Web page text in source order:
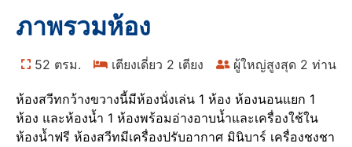
ภาพรวมห้อง
52 ตรม. เตียงเดี่ยว 2 เตียง ผู้ใหญ่สูงสุด 2 ท่าน
ห้องสวีทกว้างขวางนี้มีห้องนั่งเล่น 1 ห้อง ห้องนอนแยก 1
ห้อง และห้องน้ำ 1 ห้องพร้อมอ่างอาบน้ำและเครื่องใช้ใน
ห้องน้ำฟรี ห้องสวีทมีเครื่องปรับอากาศ มินิบาร์ เครื่องชงชา